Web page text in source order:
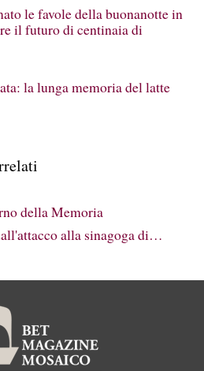
le favole della buonanotte in
il futuro di centinaia di
la lunga memoria del latte
della Memoria
alla sinagoga di…